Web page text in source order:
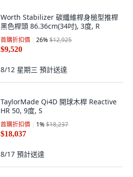
Worth Stabilizer 碳纖維桿身槌型推桿
黑色桿頭 86.36cm(34吋), 3度, R
首購折扣價 26%$12,925
$9,520
8/12 星期三 預計送達
TaylorMade Qi4D 開球木桿 Reactive
HR 50, 9度, S
首購折扣價 1%$18,237
$18,037
8/17 預計送達